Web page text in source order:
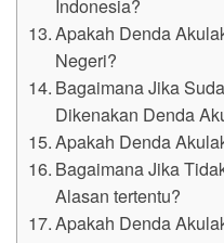
Apakah Denda
Negeri?
Bagaimana Jika
Dikenakan Denda
Apakah Denda
Bagaimana Jika
Alasan tertentu?
Apakah Denda